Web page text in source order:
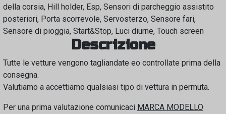
della corsia, Hill holder, Esp, Sensori di parcheggio assistito
posteriori, Porta scorrevole, Servosterzo, Sensore fari,
Sensore di pioggia, Start&Stop, Luci diurne, Touch screen
Descrizione
Tutte le vetture vengono tagliandate eo controllate prima della
consegna.
Valutiamo a accettiamo qualsiasi tipo di vettura in permuta.
Per una prima valutazione comunicaci MARCA MODELLO